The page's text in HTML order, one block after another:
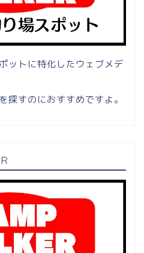
ットに特化したウェブメデ
探すのにおすすめですよ。